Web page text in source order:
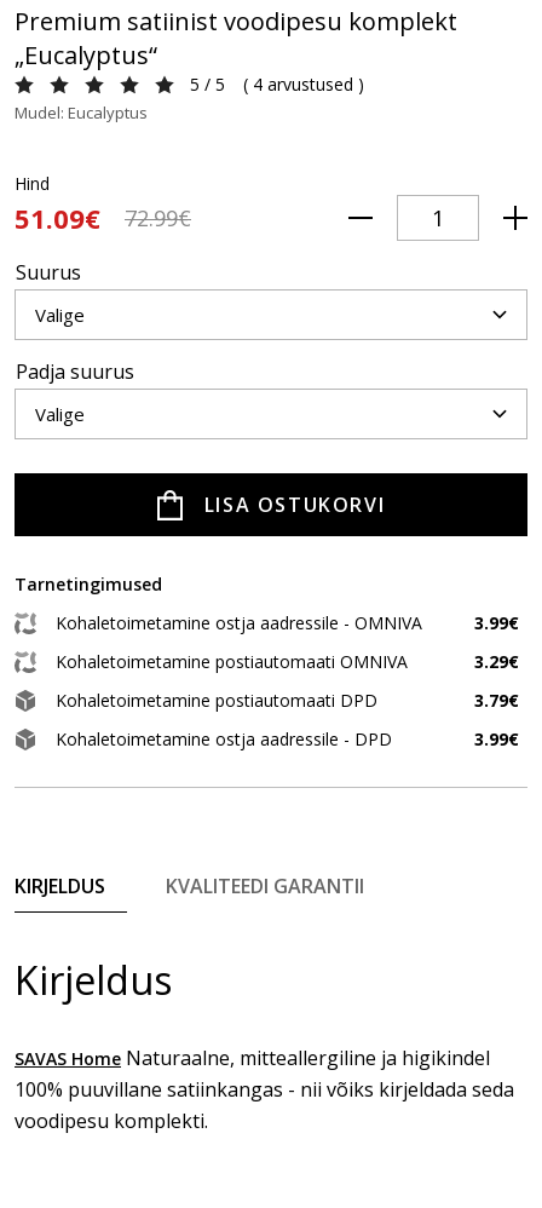
Premium satiinist voodipesu komplekt
„Eucalyptus“
5 / 5 ( 4 arvustused )
Mudel: Eucalyptus
Hind
51.09€ 72.99€
Suurus
Padja suurus
LISA OSTUKORVI
Tarnetingimused
Kohaletoimetamine ostja aadressile - OMNIVA
3.99€
Kohaletoimetamine postiautomaati OMNIVA
3.29€
Kohaletoimetamine postiautomaati DPD
3.79€
Kohaletoimetamine ostja aadressile - DPD
3.99€
KIRJELDUS KVALITEEDI GARANTII
Kirjeldus
SAVAS Home Naturaalne, mitteallergiline ja higikindel
100% puuvillane satiinkangas - nii võiks kirjeldada seda
voodipesu komplekti.